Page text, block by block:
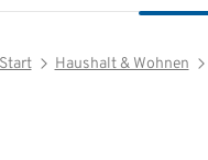
Haushalt & Wohnen